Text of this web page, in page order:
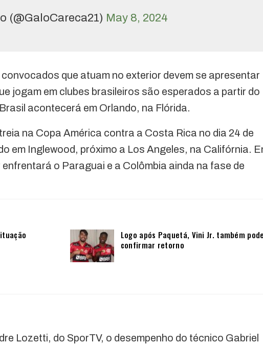
(@GaloCareca21) May 8, 2024
que atuam no exterior devem se apresentar
jogam em clubes brasileiros são esperados a partir do
acontecerá em Orlando, na Flórida.
na Copa América contra a Costa Rica no dia 24 de
em Inglewood, próximo a Los Angeles, na Califórnia.
o Paraguai e a Colômbia ainda na fase de
Logo após Paquetá, Vini Jr. também
confirmar retorno
Lozetti, do SporTV, o desempenho do técnico Gabriel